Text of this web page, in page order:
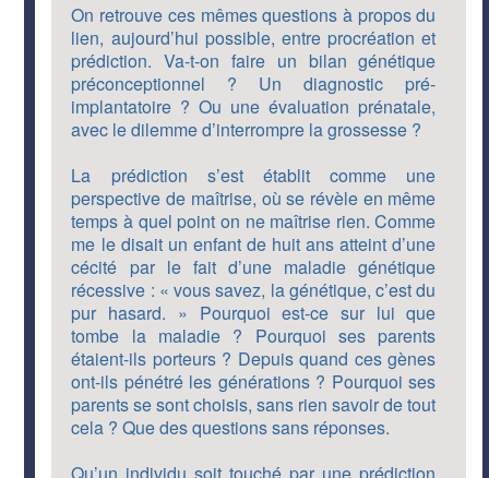
On retrouve ces mêmes questions à propos du
lien, aujourd’hui possible, entre procréation et
prédiction. Va-t-on faire un bilan génétique
préconceptionnel ? Un diagnostic pré-
implantatoire ? Ou une évaluation prénatale,
avec le dilemme d’interrompre la grossesse ?
La prédiction s’est établit comme une
perspective de maîtrise, où se révèle en même
temps à quel point on ne maîtrise rien. Comme
me le disait un enfant de huit ans atteint d’une
cécité par le fait d’une maladie génétique
récessive : « vous savez, la génétique, c’est du
pur hasard. » Pourquoi est-ce sur lui que
tombe la maladie ? Pourquoi ses parents
étaient-ils porteurs ? Depuis quand ces gènes
ont-ils pénétré les générations ? Pourquoi ses
parents se sont choisis, sans rien savoir de tout
cela ? Que des questions sans réponses.
Qu’un individu soit touché par une prédiction